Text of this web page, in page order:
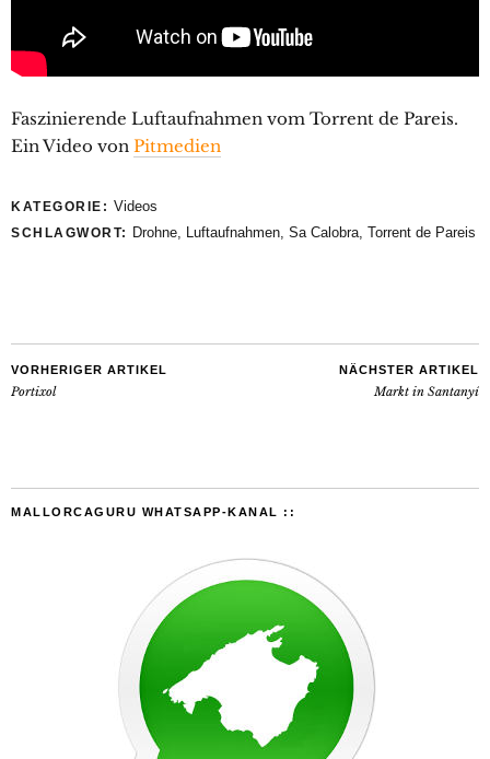
Faszinierende Luftaufnahmen vom Torrent de Pareis.
Ein Video von Pitmedien
KATEGORIE: Videos
SCHLAGWORT: Drohne Luftaufnahmen Sa Calobra Torrent de Pareis
VORHERIGER ARTIKEL
Portixol
NÄCHSTER ARTIKEL
Markt in Santanyí
MALLORCAGURU WHATSAPP-KANAL ::